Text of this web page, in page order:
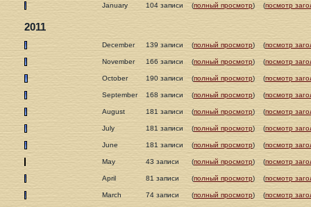
January 104 записи (полный просмотр) (посмотр
2011
December 139 записи (полный просмотр) (посмотр
November 166 записи (полный просмотр) (посмотр
October 190 записи (полный просмотр) (посмотр
September 168 записи (полный просмотр) (посмотр
August 181 записи (полный просмотр) (посмотр
July 181 записи (полный просмотр) (посмотр
June 181 записи (полный просмотр) (посмотр
May 43 записи (полный просмотр) (посмотр
April 81 записи (полный просмотр) (посмотр
March 74 записи (полный просмотр) (посмотр